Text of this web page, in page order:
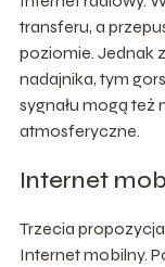
transferu, a
poziomie. Jednak
nadajnika, tym
sygnału mogą też
atmosferyczne.
Internet
Trzecia
Internet mobilny.